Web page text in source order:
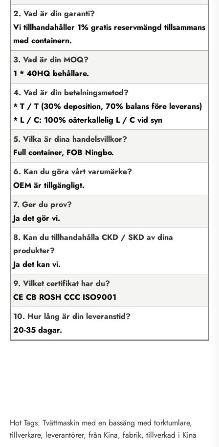
2. Vad är din garanti?
Vi tillhandahåller 1% gratis reservmängd tillsammans
med containern.
3. Vad är din MOQ?
1 * 40HQ behållare.
4. Vad är din betalningsmetod?
* T / T (30% deposition, 70% balans före leverans)
* L / C: 100% oåterkallelig L / C vid syn
5. Vilka är dina handelsvillkor?
Full container, FOB Ningbo.
6. Kan du göra vårt varumärke?
OEM är tillgängligt.
7. Ger du prov?
Ja det gör vi.
8. Kan du tillhandahålla CKD / SKD av dina
produkter?
Ja det kan vi.
9. Vilket certifikat har du?
CE CB ROSH CCC ISO9001
10. Hur lång är din leveranstid?
20-35 dagar.
Hot Tags: Tvättmaskin med en bassäng med torktumlare,
tillverkare, leverantörer, från Kina, fabrik, tillverkad i Kina